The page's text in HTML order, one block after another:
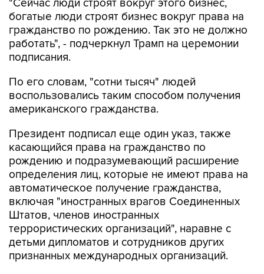
гражданство по рождению. Так это не должно
работать", - подчеркнул Трамп на церемонии
подписания.
По его словам, "сотни тысяч" людей
американского гражданства.
Президент подписал еще один указ, также
рождению и подразумевающий расширение
определения лиц, которые не имеют права на
автоматическое получение гражданства,
включая "иностранных врагов Соединенных
Штатов, членов иностранных
террористических организаций", наравне с
детьми дипломатов и сотрудников других
признанных международных организаций.
Издание The Hillобращает внимание, что эти